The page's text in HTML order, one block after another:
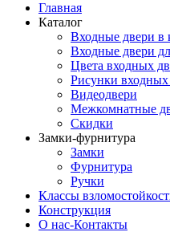
Главная
Каталог
Входные двери в
Входные двери
Цвета входных
Рисунки входных
Видеодвери
Межкомнатные
Скидки
Замки-фурнитура
Замки
Фурнитура
Ручки
Классы
Конструкция
О нас-Контакты